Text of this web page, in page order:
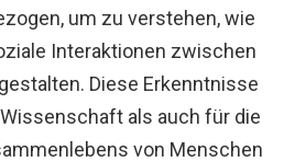
um zu verstehen, wie
Interaktionen zwischen
Diese Erkenntnisse
als auch für die
von Menschen